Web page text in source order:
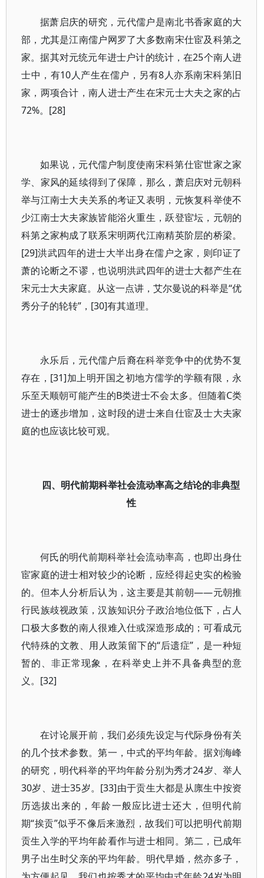
据萧启庆的研究，元代儒户是南北书香家庭的大
部，尤其是江南儒户网罗了大多数南宋仕宦及科第之
家。据其对元统元年进士户计的统计，在25个南人进
士中，有10人产生在儒户，另有8人亦系南宋科第旧
家，两项合计，南人进士产生在宋元士大夫之家的占
72%。[28]
如果说，元代儒户制度使南宋科第仕宦世家之家
学、家风的延续得到了保障，那么，萧启庆对元朝科
举与江南士大夫关系的考证又表明，元恢复科举使不
少江南士大夫家族皆能浴火重生，跃登宦坛，元朝的
科第之家构成了联系宋明两代江南精英阶层的桥梁。
[29]洪武四年的进士大半出身在儒户之家，则印证了
萧的论断之不谬，也说明洪武四年的进士大都产生在
宋元士大夫家庭。从这一点讲，艾尔曼说的科举是“优
秀分子的轮转”，[30]有其道理。
永乐后，元代儒户后裔在科举竞争中的优势不复
存在，[31]加上明开国之初地方儒学的学额有限，永
乐至天顺朝可能产生的B类进士不会太多。但随着C类
进士的逐步增加，这时段的进士来自仕宦及士大夫家
庭的也应该比较可观。
四、明代前期科举社会流动率高之结论的非典型
性
何氏的明代前期科举社会流动率高，也即出身仕
宦家庭的进士相对较少的论断，应经得起史实的检验
的。但本人分析后认为，这主要是其前朝——元朝推
行民族歧视政策，汉族知识分子政治地位低下，占人
口极大多数的南人很难入仕或深造形成的；可看成元
代特殊的文教、用人政策留下的“后遗症”，是一种短
暂的、非正常现象，在科举史上并不具备典型的意
义。[32]
在讨论展开前，我们必须先设定与代际身份有关
的几个技术参数。第一，中式的平均年龄。据刘海峰
的研究，明代科举的平均年龄分别为秀才24岁、举人
30岁、进士35岁。[33]由于贡生大都是从廪生中按资
历选拔出来的，年龄一般应比进士还大，但明代前
期“挨贡”似乎不像后来激烈，故我们可以把明代前期
贡生入学的平均年龄看作与进士相同。第二，已成年
男子出生时父亲的平均年龄。明代早婚，然亦多子，